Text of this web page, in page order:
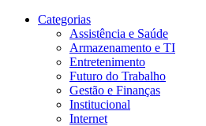
Categorias
Assistência e Saúde
Armazenamento e TI
Entretenimento
Futuro do Trabalho
Gestão e Finanças
Institucional
Internet